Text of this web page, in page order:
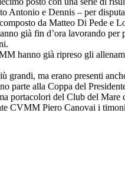
Antonio e Dennis – per
da Matteo Di Pede e
già fin d’ora lavorando
hanno già ripreso gli
grandi, ma erano presenti
parte alla Coppa del
portacolori del Club del
CVMM Piero Canovai i